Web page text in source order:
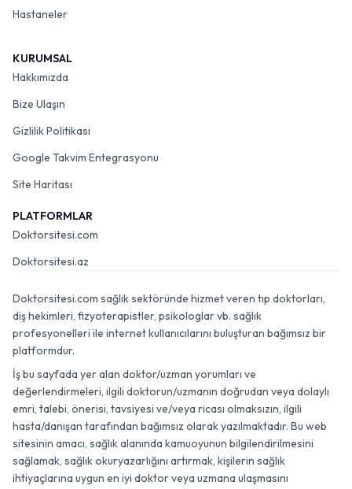
Hastaneler
KURUMSAL
Hakkımızda
Bize Ulaşın
Gizlilik Politikası
Google Takvim Entegrasyonu
Site Haritası
PLATFORMLAR
Doktorsitesi.com
Doktorsitesi.az
Doktorsitesi.com sağlık sektöründe hizmet veren tıp doktorları,
diş hekimleri, fizyoterapistler, psikologlar vb. sağlık
profesyonelleri ile internet kullanıcılarını buluşturan bağımsız bir
platformdur.
İş bu sayfada yer alan doktor/uzman yorumları ve
değerlendirmeleri, ilgili doktorun/uzmanın doğrudan veya dolaylı
emri, talebi, önerisi, tavsiyesi ve/veya ricası olmaksızın, ilgili
hasta/danışan tarafından bağımsız olarak yazılmaktadır. Bu web
sitesinin amacı, sağlık alanında kamuoyunun bilgilendirilmesini
sağlamak, sağlık okuryazarlığını artırmak, kişilerin sağlık
ihtiyaçlarına uygun en iyi doktor veya uzmana ulaşmasını